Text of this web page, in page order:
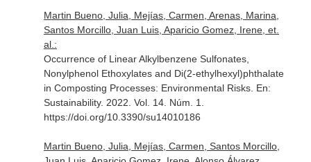
Martin Bueno, Julia, Mejías, Carmen, Arenas, Marina,
Santos Morcillo, Juan Luis, Aparicio Gomez, Irene, et.
al.:
Occurrence of Linear Alkylbenzene Sulfonates,
Nonylphenol Ethoxylates and Di(2-ethylhexyl)phthalate
in Composting Processes: Environmental Risks. En:
Sustainability. 2022. Vol. 14. Núm. 1.
https://doi.org/10.3390/su14010186
Martin Bueno, Julia, Mejías, Carmen, Santos Morcillo,